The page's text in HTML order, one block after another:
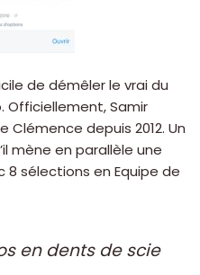
de démêler le vrai du
Officiellement, Samir
depuis 2012. Un
mène en parallèle une
8 sélections en Equipe de
en dents de scie